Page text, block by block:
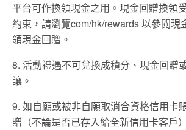
平台可作換領現金之用。現金回贈換領
約束，請瀏覽com/hk/rewards 以參閱現
領現金回贈。
8. 活動禮遇不可兌換成積分、現金回贈
讓。
9. 如自願或被非自願取消合資格信用卡
贈（不論是否已存入給全新信用卡客戶